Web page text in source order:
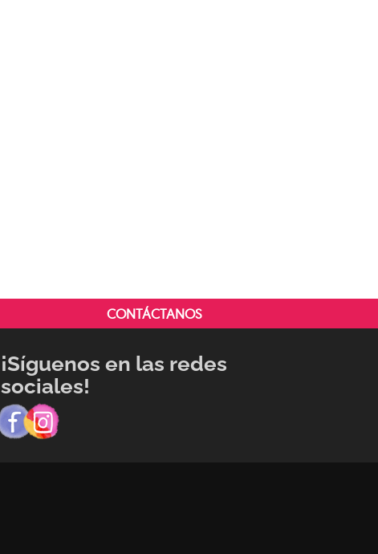
CONTÁCTANOS
¡Síguenos en las redes
sociales!